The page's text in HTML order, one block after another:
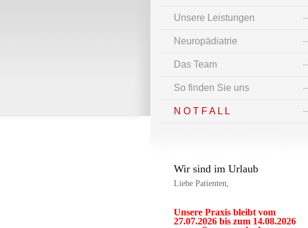
Unsere Leistungen
Neuropädiatrie
Das Team
So finden Sie uns
N O T F A L L
Wir sind im Urlaub
Liebe Patienten,
Unsere Praxis bleibt vom
27.07.2026 bis zum 14.08.2026